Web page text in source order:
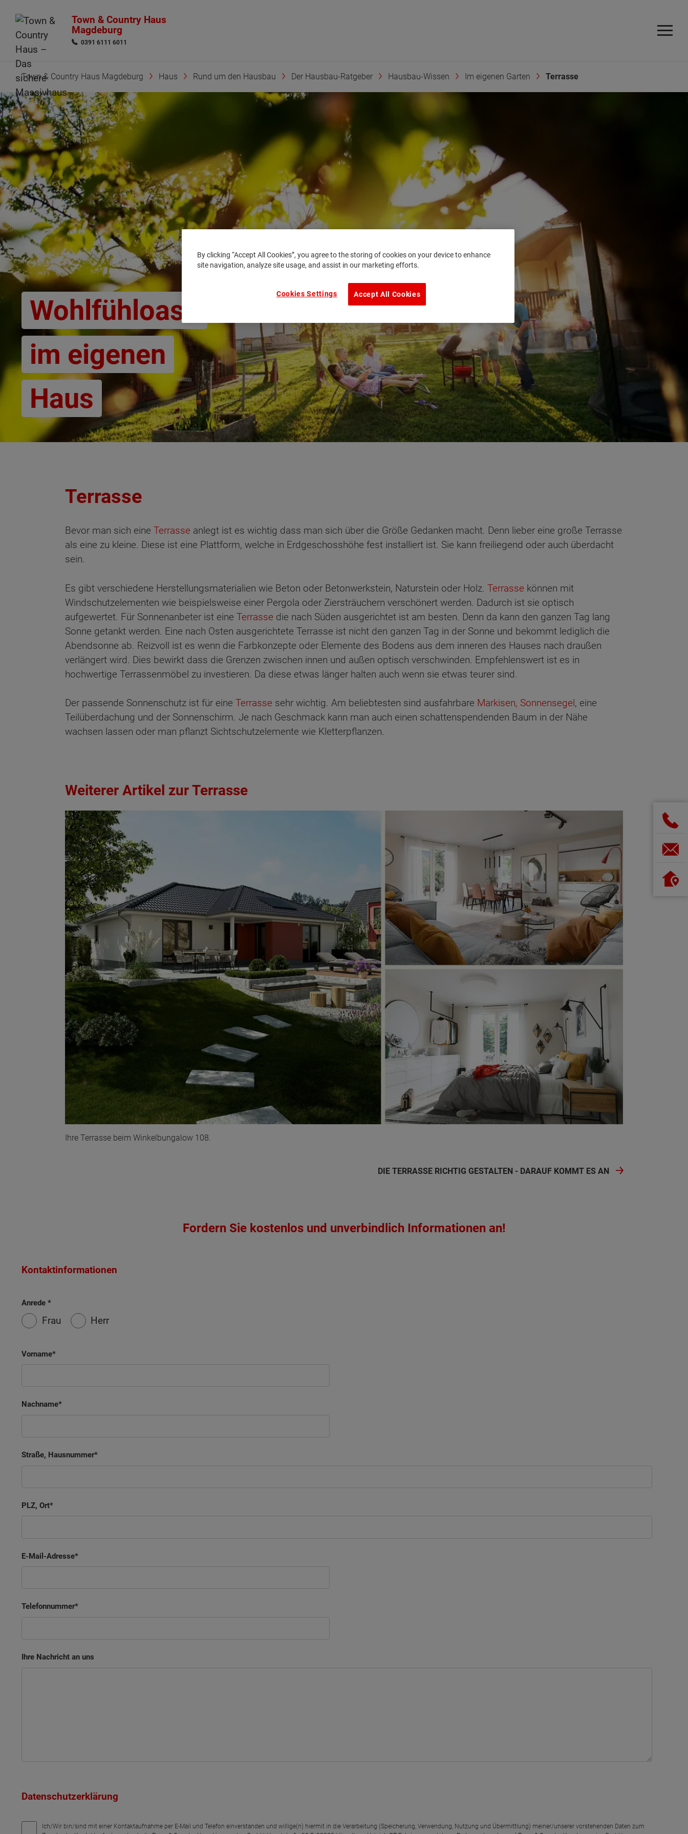
Town & Country Haus
Magdeburg
0391 6111 6011
Town & Country Haus Magdeburg Haus Rund um den Hausbau Der Hausbau-Ratgeber Hausbau-Wissen Im eigenen Garten Terrasse
Wohlfühloase
im eigenen
Haus
Terrasse
Bevor man sich eine Terrasse anlegt ist es wichtig dass man sich über die Größe Gedanken macht. Denn lieber eine große Terrasse
als eine zu kleine. Diese ist eine Plattform, welche in Erdgeschosshöhe fest installiert ist. Sie kann freiliegend oder auch überdacht
sein.
Es gibt verschiedene Herstellungsmaterialien wie Beton oder Betonwerkstein, Naturstein oder Holz. Terrasse können mit
Windschutzelementen wie beispielsweise einer Pergola oder Ziersträuchern verschönert werden. Dadurch ist sie optisch
aufgewertet. Für Sonnenanbeter ist eine Terrasse die nach Süden ausgerichtet ist am besten. Denn da kann den ganzen Tag lang
Sonne getankt werden. Eine nach Osten ausgerichtete Terrasse ist nicht den ganzen Tag in der Sonne und bekommt lediglich die
Abendsonne ab. Reizvoll ist es wenn die Farbkonzepte oder Elemente des Bodens aus dem inneren des Hauses nach draußen
verlängert wird. Dies bewirkt dass die Grenzen zwischen innen und außen optisch verschwinden. Empfehlenswert ist es in
hochwertige Terrassenmöbel zu investieren. Da diese etwas länger halten auch wenn sie etwas teurer sind.
Der passende Sonnenschutz ist für eine Terrasse sehr wichtig. Am beliebtesten sind ausfahrbare Markisen, Sonnensegel, eine
Teilüberdachung und der Sonnenschirm. Je nach Geschmack kann man auch einen schattenspendenden Baum in der Nähe
wachsen lassen oder man pflanzt Sichtschutzelemente wie Kletterpflanzen.
Weiterer Artikel zur Terrasse
Ihre Terrasse beim Winkelbungalow 108.
DIE TERRASSE RICHTIG GESTALTEN - DARAUF KOMMT ES AN
Fordern Sie kostenlos und unverbindlich Informationen an!
Kontaktinformationen
Anrede
Frau Herr
Vorname
Nachname
Straße, Hausnummer
PLZ, Ort
E-Mail-Adresse
Telefonnummer
Ihre Nachricht an uns
Datenschutzerklärung
Ich/Wir bin/sind mit einer Kontaktaufnahme per E-Mail und Telefon einverstanden und willige(n) hiermit in die Verarbeitung (Speicherung, Verwendung, Nutzung und Übermittlung) meiner/unserer vorstehenden Daten zum
Wonach möchten Sie suchen?
By clicking “Accept All Cookies”, you agree to the storing of cookies on your device to enhance
site navigation, analyze site usage, and assist in our marketing efforts.
Accept All Cookies
Cookies Settings